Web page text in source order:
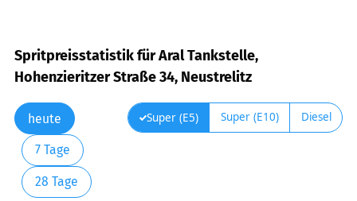
Spritpreisstatistik für Aral Tankstelle,
Hohenzieritzer Straße 34, Neustrelitz
heute
7 Tage
28 Tage
Super (E5) Super (E10) Diesel